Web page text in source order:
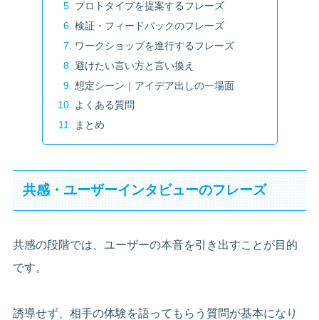
プロトタイプを提案するフレーズ
検証・フィードバックのフレーズ
ワークショップを進行するフレーズ
避けたい言い方と言い換え
想定シーン｜アイデア出しの一場面
よくある質問
まとめ
共感・ユーザーインタビューのフレーズ
共感の段階では、ユーザーの本音を引き出すことが目的
です。
誘導せず、相手の体験を語ってもらう質問が基本になり